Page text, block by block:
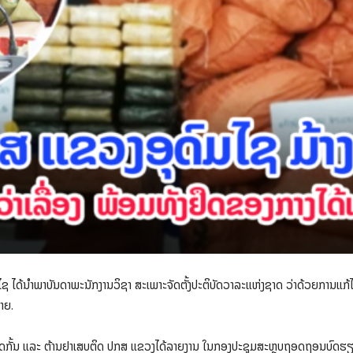
ດ້ນໍາພາບັນດາພະນັກງານວິຊາ ສະເພາະຈັດຕັ້ງປະຕິບັດວາລະແຫ່ງຊາດ ວ່າດ້ວຍການແກ້
ຍ.
ແລະ ຕ້ານຢາເສບຕິດ ປກສ ແຂວງໄດ້ລາຍງານ ໃນກອງປະຊຸມສະຫຼຸບຖອດຖອນບົດຮ